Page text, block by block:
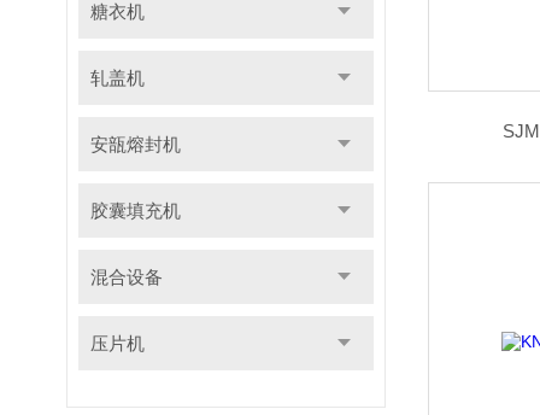
糖衣机
轧盖机
安瓿熔封机
胶囊填充机
混合设备
压片机